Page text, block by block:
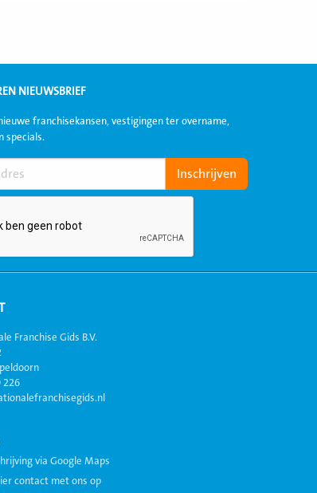
NIEUWSBRIEF
franchisekansen, vestigingen ter overname,
specials.
Franchise Gids B.V.
226
via Google Maps
contact met ons op